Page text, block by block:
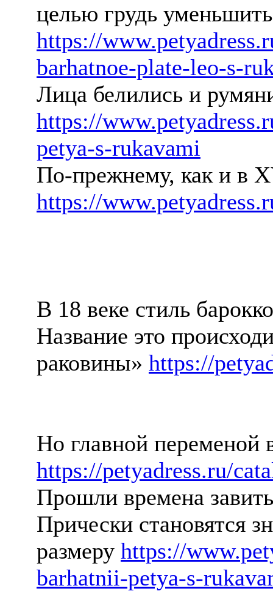
целью грудь уменьшить
https://
barhatnoe-plate-leo-s-
Лица белились и
https://
petya-s-rukavami
По-прежнему, как и в
https://
В 18 веке стиль
Название это
раковины» https://
Но главной переменой
https://petyadress.ru/
Прошли времена
Прически становятся
размеру https://
barhatnii-petya-s-